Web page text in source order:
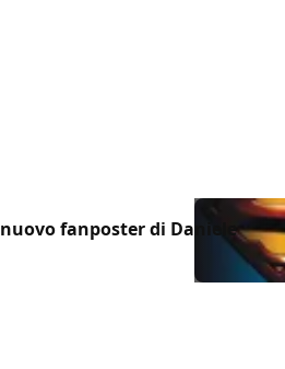
fanposter di Daniele